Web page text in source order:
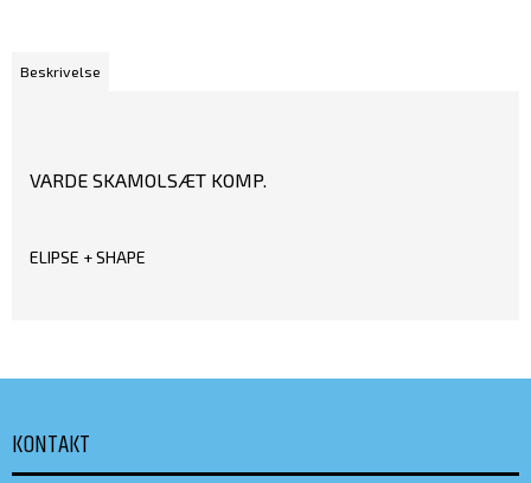
Beskrivelse
VARDE SKAMOLSÆT KOMP.
ELIPSE + SHAPE
KONTAKT